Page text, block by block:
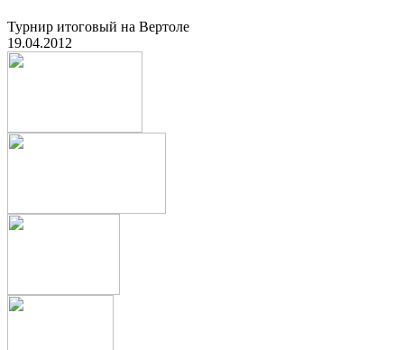
Турнир итоговый на Вертоле
19.04.2012